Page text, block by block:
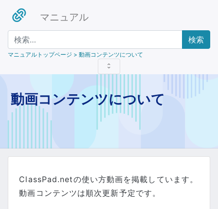
マニュアル
検索
マニュアルトップページ > 動画コンテンツについて
動画コンテンツについて
ClassPad.netの使い方動画を掲載しています。
動画コンテンツは順次更新予定です。